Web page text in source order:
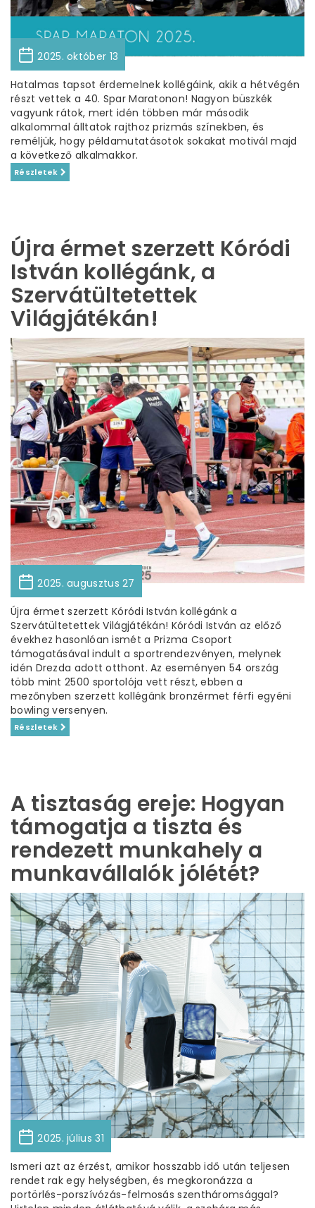
2025. október 13
Hatalmas tapsot érdemelnek kollégáink, akik a hétvégén
részt vettek a 40. Spar Maratonon! Nagyon büszkék
vagyunk rátok, mert idén többen már második
alkalommal álltatok rajthoz prizmás színekben, és
reméljük, hogy példamutatásotok sokakat motivál majd
a következő alkalmakkor.
Részletek
Újra érmet szerzett Kóródi
István kollégánk, a
Szervátültetettek
Világjátékán!
2025. augusztus 27
Újra érmet szerzett Kóródi István kollégánk a
Szervátültetettek Világjátékán! Kóródi István az előző
évekhez hasonlóan ismét a Prizma Csoport
támogatásával indult a sportrendezvényen, melynek
idén Drezda adott otthont. Az eseményen 54 ország
több mint 2500 sportolója vett részt, ebben a
mezőnyben szerzett kollégánk bronzérmet férfi egyéni
bowling versenyen.
Részletek
A tisztaság ereje: Hogyan
támogatja a tiszta és
rendezett munkahely a
munkavállalók jólétét?
2025. július 31
Ismeri azt az érzést, amikor hosszabb idő után teljesen
rendet rak egy helységben, és megkoronázza a
portörlés-porszívózás-felmosás szentháromsággal?